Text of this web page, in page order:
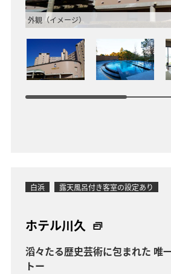
外観（イメージ）
白浜 露天風呂付き客室の設定あり
ホテル川久
滔々たる歴史芸術に包まれた 唯
トー